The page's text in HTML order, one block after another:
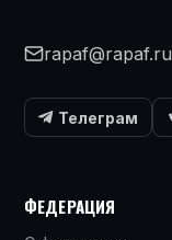
rapaf@rapaf.ru
Телеграм
ФЕДЕРАЦИЯ